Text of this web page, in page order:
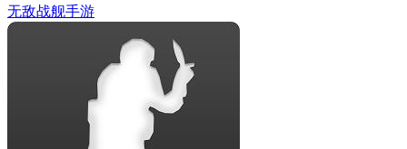
无敌战舰手游